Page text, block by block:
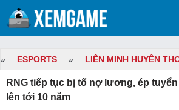
» ESPORTS » LIÊN MINH HUYỀN
RNG tiếp tục bị tố nợ lương, ép
lên tới 10 năm